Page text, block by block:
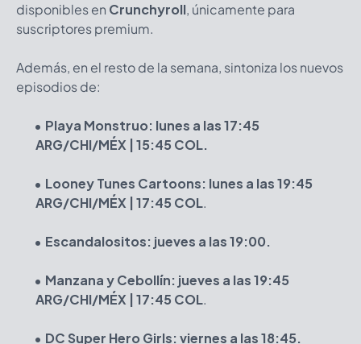
disponibles en Crunchyroll, únicamente para
suscriptores premium.
Además, en el resto de la semana, sintoniza los nuevos
episodios de:
Playa Monstruo: lunes a las 17:45
ARG/CHI/MÉX | 15:45 COL.
Looney Tunes Cartoons: lunes a las19:45
ARG/CHI/MÉX | 17:45 COL.
Escandalositos: jueves a las 19:00.
Manzana y Cebollín: jueves a las19:45
ARG/CHI/MÉX | 17:45 COL.
DC Super Hero Girls: viernes a las 18:45.